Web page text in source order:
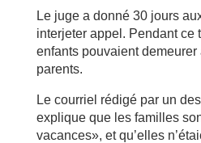
Le juge a donné 30 jours
interjeter appel. Pendant ce
enfants pouvaient
parents.
Le courriel rédigé par un
explique que les familles
vacances», et qu’elles